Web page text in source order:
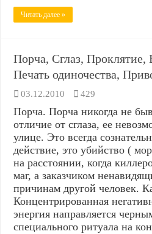
Читать далее »
Порча, Сглаз, Проклятие,
Печать одиночества,
03.12.2010 429
Порча. Порча никогда не
отличие от сглаза, ее
улице. Это всегда
действие, это убийство (
на расстоянии, когда
маг, а заказчиком
причинам другой человек.
Концентрированная
энергия направляется
специального ритуала на